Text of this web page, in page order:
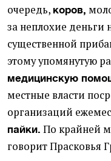
очередь, коров,
за неплохие деньги
существенной
этому упомянутую
медицинскую
местные власти
организаций
пайки. По крайней
говорит Прасковья